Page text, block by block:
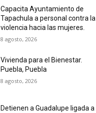
Capacita Ayuntamiento de
Tapachula a personal contra la
violencia hacia las mujeres.
8 agosto, 2026
Vivienda para el Bienestar.
Puebla, Puebla
8 agosto, 2026
Detienen a Guadalupe ligada a